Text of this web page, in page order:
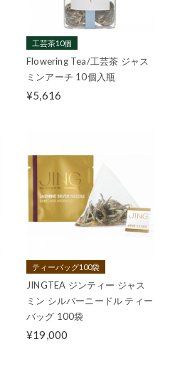
工芸茶10個
Flowering Tea/工芸茶 ジャス
ミンアーチ 10個入瓶
¥5,616
ティーバッグ100袋
JINGTEA ジンティー ジャス
ミン シルバーニードル ティー
バッグ 100袋
¥19,000